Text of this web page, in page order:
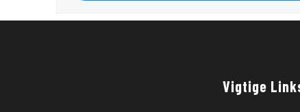
Vigtige